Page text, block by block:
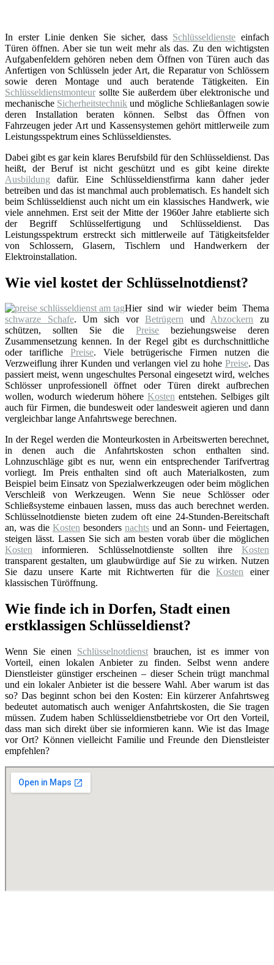
In erster Linie denken Sie sicher, dass Schlüsseldienste einfach
Türen öffnen. Aber sie tun weit mehr als das. Zu den wichtigsten
Aufgabenfeldern gehören neben dem Öffnen von Türen auch das
Anfertigen von Schlüsseln jeder Art, die Reparatur von Schlössern
sowie deren Montage und auch beratende Tätigkeiten. Ein
Schlüsseldienstmonteur sollte Sie außerdem über elektronische und
mechanische Sicherheitstechnik und mögliche Schließanlagen sowie
deren Installation beraten können. Selbst das Öffnen von
Fahrzeugen jeder Art und Kassensystemen gehört mittlerweile zum
Leistungsspektrum eines Schlüsseldienstes.
Dabei gibt es gar kein klares Berufsbild für den Schlüsseldienst. Das
heißt, der Beruf ist nicht geschützt und es gibt keine direkte
Ausbildung dafür. Eine Schlüsseldienstfirma kann daher jeder
betreiben und das ist manchmal auch problematisch. Es handelt sich
beim Schlüsseldienst auch nicht um ein klassisches Handwerk, wie
viele annehmen. Erst seit der Mitte der 1960er Jahre etablierte sich
der Begriff Schlüsselfertigung und Schlüsseldienst. Das
Leistungsspektrum erstreckt sich mittlerweile auf Tätigkeitsfelder
von Schlossern, Glasern, Tischlern und Handwerkern der
Elektroinstallation.
Wie viel kostet der Schlüsselnotdienst?
Hier sind wir wieder beim Thema
schwarze Schafe. Um sich vorBetrügern undAbzockern zu
schützen, sollten Sie diePreise beziehungsweise deren
Zusammensetzung kennen. In der Regel gibt es durchschnittliche
oder tarifliche Preise. Viele betrügerische Firmen nutzen die
Verzweiflung ihrer Kunden und verlangen viel zu hohe Preise. Das
passiert meist, wenn ungeschultes Personal eingesetzt wird, welches
Schlösser unprofessionell öffnet oder Türen direkt aufbrechen
wollen, wodurch wiederum höhere Kosten entstehen. Selbiges gilt
auch für Firmen, die bundesweit oder landesweit agieren und dann
vergleichbar lange Anfahrtswege berechnen.
In der Regel werden die Monteurkosten in Arbeitswerten berechnet,
in denen auch die Anfahrtskosten schon enthalten sind.
Lohnzuschläge gibt es nur, wenn ein entsprechender Tarifvertrag
vorliegt. Im Preis enthalten sind oft auch Materialkosten, zum
Beispiel beim Einsatz von Spezialwerkzeugen oder beim möglichen
Verschleiß von Werkzeugen. Wenn Sie neue Schlösser oder
Schließsysteme einbauen lassen, muss das auch berechnet werden.
Schlüsselnotdienste bieten zudem oft eine 24-Stunden-Bereitschaft
an, was die Kosten besonders nachts und an Sonn- und Feiertagen,
steigen lässt. Lassen Sie sich am besten vorab über die möglichen
Kosten informieren. Schlüsselnotdienste sollten ihre Kosten
transparent gestalten, um glaubwürdige auf Sie zu wirken. Nutzen
Sie dazu unsere Karte mit Richtwerten für dieKosten einer
klassischen Türöffnung.
Wie finde ich in Dorfen, Stadt einen
erstklassigen Schlüsseldienst?
Wenn Sie einen Schlüsselnotdienst brauchen, ist es immer von
Vorteil, einen lokalen Anbieter zu finden. Selbst wenn andere
Dienstleister günstiger erscheinen – dieser Schein trügt manchmal
und ein lokaler Anbieter ist die bessere Wahl. Aber warum ist das
so? Das beginnt schon bei den Kosten: Ein kürzerer Anfahrtsweg
bedeutet automatisch auch weniger Anfahrtskosten, die Sie tragen
müssen. Zudem haben Schlüsseldienstbetriebe vor Ort den Vorteil,
dass man sich direkt über sie informieren kann. Wie ist das Image
vor Ort? Können vielleicht Familie und Freunde den Dienstleister
empfehlen?